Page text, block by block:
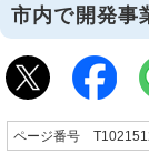
市内で開発事
ページ番号